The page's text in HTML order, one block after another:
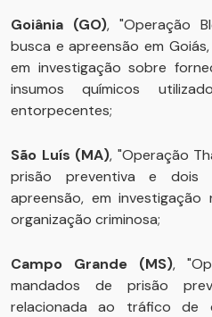
Goiânia (GO), "Operação
busca e apreensão em
em investigação sobre
insumos químicos
entorpecentes;
São Luís (MA), "Operação
prisão preventiva e dois
apreensão, em
organização criminosa;
Campo Grande (MS),
mandados de prisão
relacionada ao tráfico